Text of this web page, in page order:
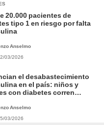
20.000 pacientes de
tipo 1 en riesgo por falta
Anselmo
03/2026
el desabastecimiento
en el país: niños y
con diabetes corren
Anselmo
03/2026